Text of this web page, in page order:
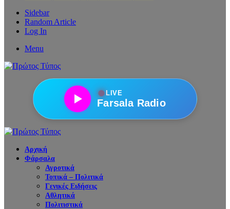
Sidebar
Random Article
Log In
Menu
●LIVE
Farsala Radio
Αρχική
Φάρσαλα
Αγροτικά
Τοπικά – Πολιτικά
Γενικές Ειδήσεις
Αθλητικά
Πολιτιστικά